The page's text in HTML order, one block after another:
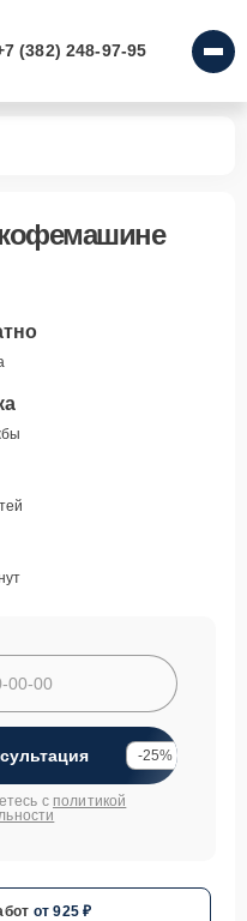
(382) 248-97-95
-25%
с политикой
от 925 ₽